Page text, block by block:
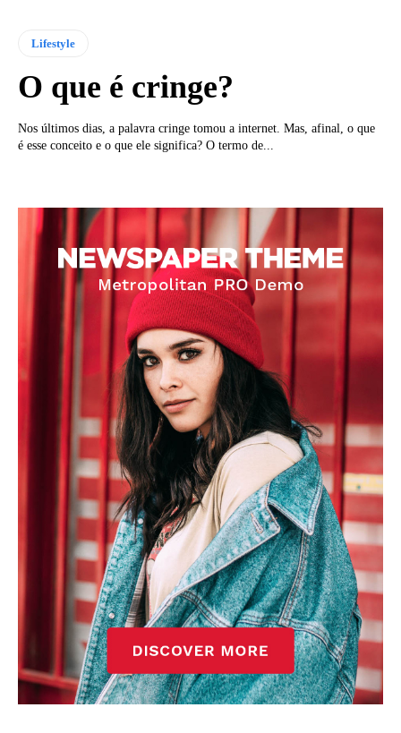
Lifestyle
O que é cringe?
Nos últimos dias, a palavra cringe tomou a internet. Mas, afinal, o que
é esse conceito e o que ele significa? O termo de...